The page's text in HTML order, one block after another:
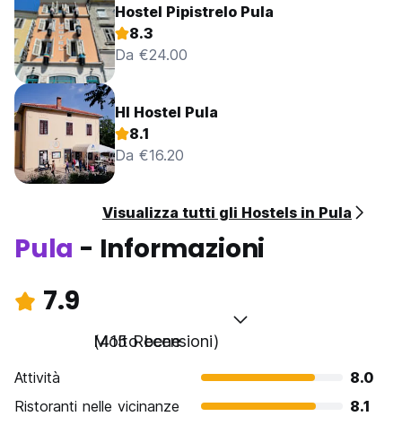
Hostel Pipistrelo Pula
8.3
Da €24.00
HI Hostel Pula
8.1
Da €16.20
Visualizza tutti gli Hostels in Pula
Pula - Informazioni
7.9
Molto bene
(415 Recensioni)
Attività
8.0
Ristoranti nelle vicinanze
8.1